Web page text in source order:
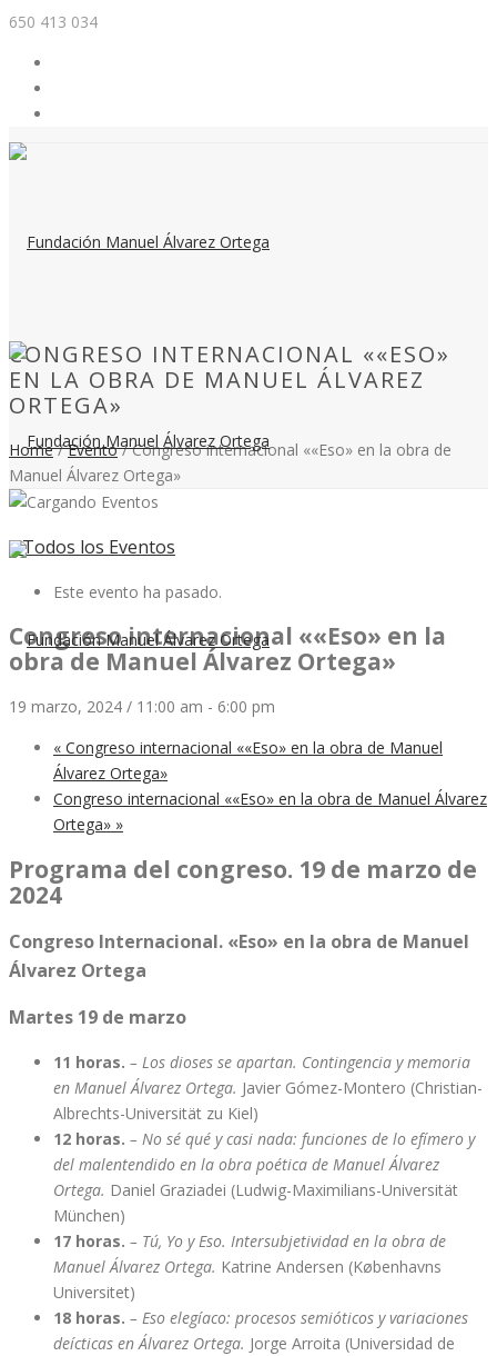
650 413 034
CONGRESO INTERNACIONAL ««ESO»
EN LA OBRA DE MANUEL ÁLVAREZ
ORTEGA»
Home/Evento/ Congreso internacional ««Eso» en la obra de
Manuel Álvarez Ortega»
« Todos los Eventos
Este evento ha pasado.
Congreso internacional ««Eso» en la
obra de Manuel Álvarez Ortega»
19 marzo, 2024 / 11:00 am - 6:00 pm
« Congreso internacional ««Eso» en la obra de Manuel
Álvarez Ortega»
Congreso internacional ««Eso» en la obra de Manuel Álvarez
Ortega» »
Programa del congreso. 19 de marzo de
2024
Congreso Internacional. «Eso» en la obra de Manuel
Álvarez Ortega
Martes 19 de marzo
11 horas. – Los dioses se apartan. Contingencia y memoria
en Manuel Álvarez Ortega. Javier Gómez-Montero (Christian-
Albrechts-Universität zu Kiel)
12 horas. – No sé qué y casi nada: funciones de lo efímero y
del malentendido en la obra poética de Manuel Álvarez
Ortega. Daniel Graziadei (Ludwig-Maximilians-Universität
München)
17 horas. – Tú, Yo y Eso. Intersubjetividad en la obra de
Manuel Álvarez Ortega. Katrine Andersen (Københavns
Universitet)
18 horas. – Eso elegíaco: procesos semióticos y variaciones
deícticas en Álvarez Ortega. Jorge Arroita (Universidad de